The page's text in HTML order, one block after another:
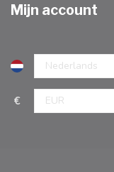
Mijn account
€